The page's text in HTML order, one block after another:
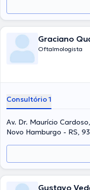
Graciano
Oftalmologista
Consultório 1
Av. Dr. Maurício
Novo Hamburgo - RS,
Gustavo